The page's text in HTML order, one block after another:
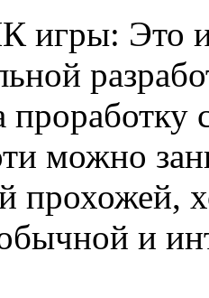
игры: Это
можно
прохожей,
и